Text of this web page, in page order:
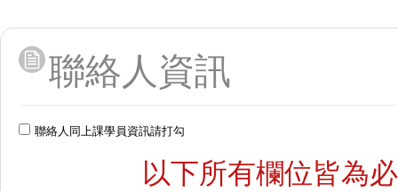
聯絡人資訊
聯絡人同上課學員資訊請打勾
以下所有欄位皆為